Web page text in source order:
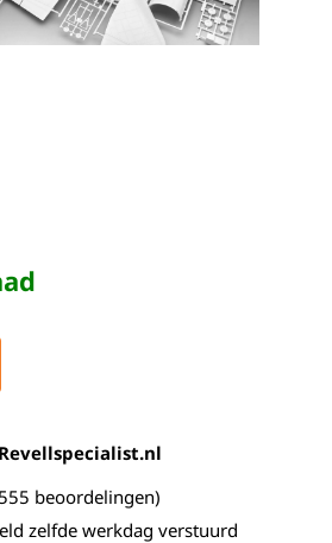
beoordelingen)
zelfde werkdag verstuurd